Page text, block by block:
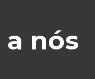
nós